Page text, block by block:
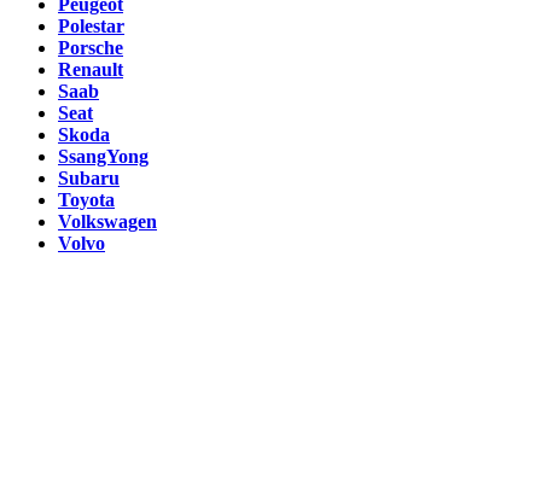
Polestar
Porsche
Renault
Saab
Seat
Skoda
SsangYong
Subaru
Toyota
Volkswagen
Volvo